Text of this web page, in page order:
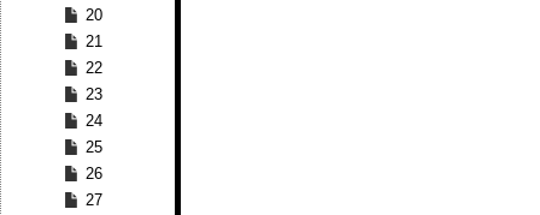
20
21
22
23
24
25
26
27